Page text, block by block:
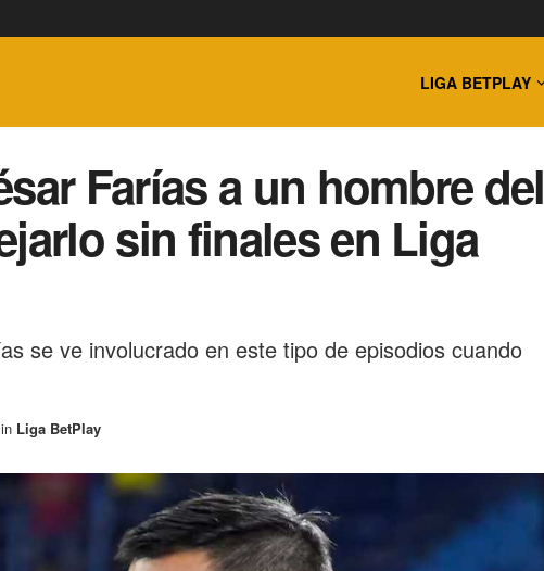
LIGA BETPLAY
Farías a un hombre del
sin finales en Liga
se ve involucrado en este tipo de episodios cuando
in Liga BetPlay